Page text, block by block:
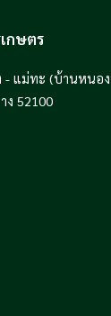
กษตร
- แม่ทะ (บ้านหนอ
ง 52100